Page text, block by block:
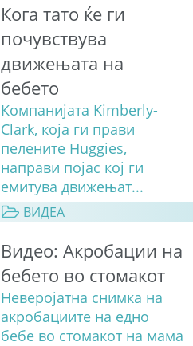
Кога тато ќе ги
почувствува
движењата на
бебето
Компанијата Kimberly-
Clark, која ги прави
пелените Huggies,
направи појас кој ги
емитува движењат...
ВИДЕА
Видео: Акробации на
бебето во стомакот
Неверојатна снимка на
акробациите на едно
бебе во стомакот на мама